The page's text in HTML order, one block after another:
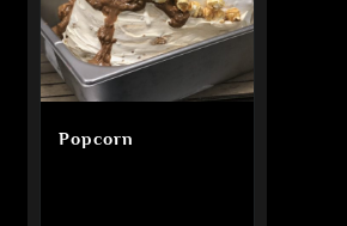
Popcorn